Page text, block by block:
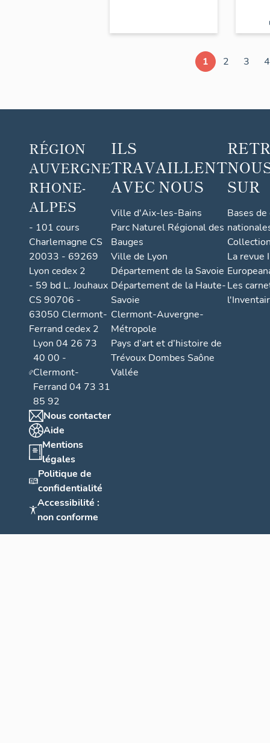
1 2 3 4
RÉGION
AUVERGNE
RHONE-
ALPES
- 101 cours
Charlemagne CS
20033 - 69269
Lyon cedex 2
- 59 bd L. Jouhaux
CS 90706 -
63050 Clermont-
Ferrand cedex 2
Lyon 04 26 73
40 00 -
Clermont-
Ferrand 04 73 31
85 92
Nous contacter
Aide
Mentions
légales
Politique de
confidentialité
Accessibilité :
non conforme
ILS
TRAVAILLENT
AVEC NOUS
Ville d'Aix-les-Bains
Parc Naturel Régional des
Bauges
Ville de Lyon
Département de la Savoie
Département de la Haute-
Savoie
Clermont-Auvergne-
Métropole
Pays d’art et d’histoire de
Trévoux Dombes Saône
Vallée
SUR
Bases
La revue
Les